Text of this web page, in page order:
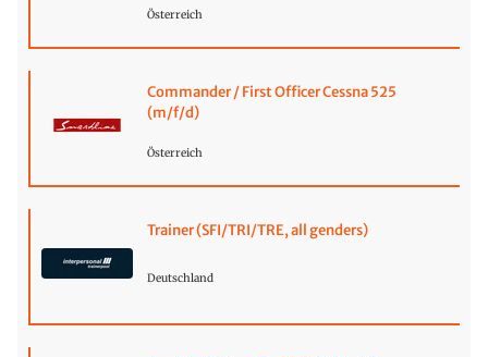
Österreich
Commander / First Officer Cessna 525
(m/f/d)
Österreich
Trainer (SFI/TRI/TRE, all genders)
Deutschland